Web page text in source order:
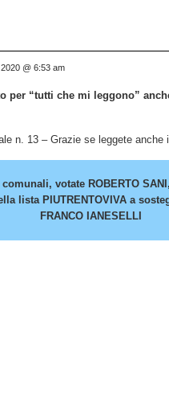
@ 6:53 am
per “tutti che mi leggono”
n. 13 – Grazie se leggete anche
votate ROBERTO
lista PIUTRENTOVIVA a
FRANCO IANESELLI